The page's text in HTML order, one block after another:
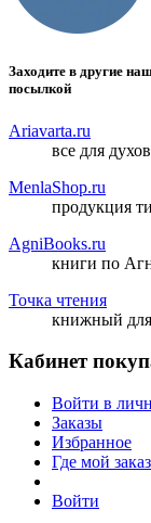
Заходите в другие
посылкой
Ariavarta.ru
все для
MenlaShop.ru
продукция
AgniBooks.ru
книги по
Точка чтения
книжный для
Кабинет
Войти в
Заказы
Избранное
Где мой
Войти